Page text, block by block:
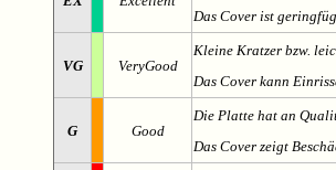
Das Cover ist
VG VeryGood
Kleine Kratzer bzw.
Das Cover kann
G Good
Die Platte hat an
Das Cover zeigt